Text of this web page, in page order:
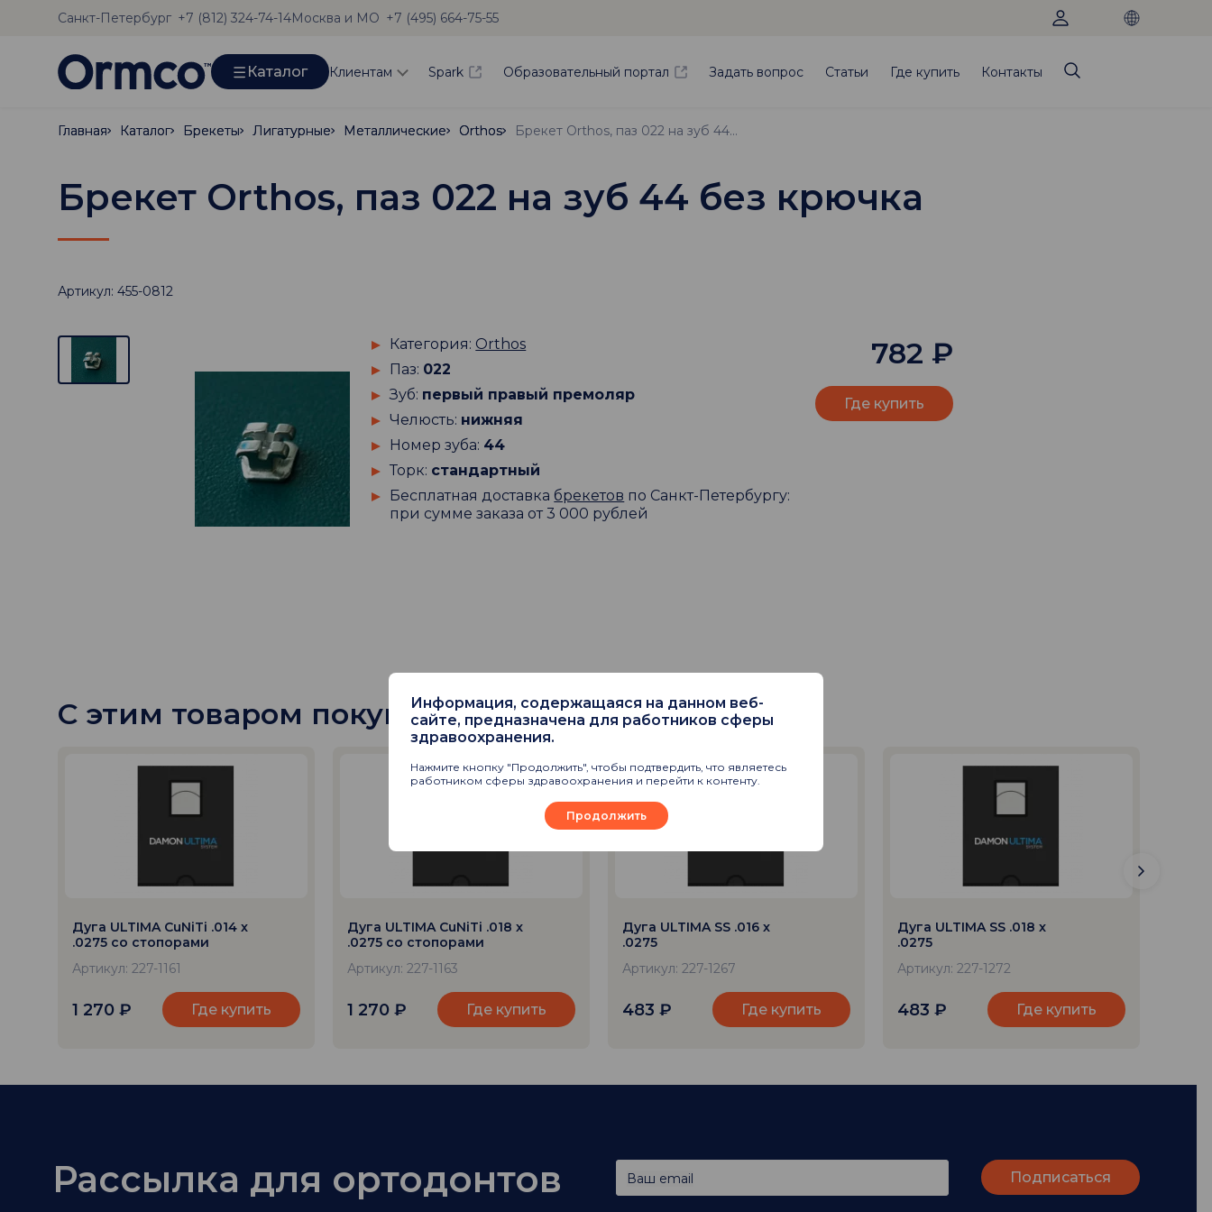
Санкт-Петербург +7 (812) 324-74-14Москва и МО +7 (495) 664-75-55
Каталог Клиентам Spark Образовательный портал Задать вопрос Статьи Где купить Контакты
Главная
Главная Каталог
Каталог Брекеты
Брекеты Лигатурные
Лигатурные Металлические
Металлические Orthos
Orthos Брекет Orthos, паз 022 на зуб 44 без крючка
Брекет Orthos, паз 022 на зуб 44 без крючка
Артикул: 455-0812
Категория: Orthos
Паз: 022
Зуб: первый правый премоляр
Челюсть: нижняя
Номер зуба: 44
Торк: стандартный
Бесплатная доставка брекетов по Санкт-Петербургу:
при сумме заказа от 3 000 рублей
782 ₽
Где купить
С этим товаром покупают
Дуга ULTIMA CuNiTi .014 x
.0275 со стопорами
Артикул: 227-1161
1 270 ₽ Где купить
Дуга ULTIMA CuNiTi .018 x
.0275 со стопорами
Артикул: 227-1163
1 270 ₽ Где купить
Дуга ULTIMA SS .016 x
.0275
Артикул: 227-1267
483 ₽ Где купить
Дуга ULTIMA SS .018 x
.0275
Артикул: 227-1272
483 ₽ Где купить
Рассылка для ортодонтов Ваш email
Информация, содержащаяся на данном веб-
сайте, предназначена для работников сферы
здравоохранения.
Нажмите кнопку "Продолжить", чтобы подтвердить, что являетесь
работником сферы здравоохранения и перейти к контенту.
Продолжить